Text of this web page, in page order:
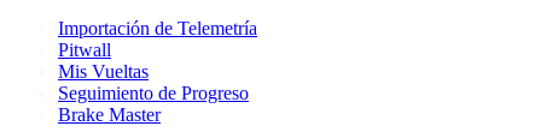
Importación de Telemetría
Pitwall
Mis Vueltas
Seguimiento de Progreso
Brake Master